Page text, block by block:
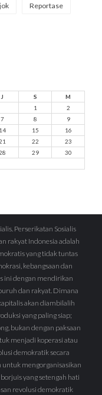
Reportase
J S
M
1
2
7 8
9
14 15
16
22
23
29
30
Perserikatan Sosialis
rakyat Indonesia adalah
yang tidak tuntas
kebangsaan dan
ini dengan mendirikan
dan rakyat. Dimana
akan diambilalih
yang paling siap;
bukan dengan paksaan
menjadi koperasi atau
demokratik secara
mengorganisasikan
yang setengah hati
revolusi demokratik